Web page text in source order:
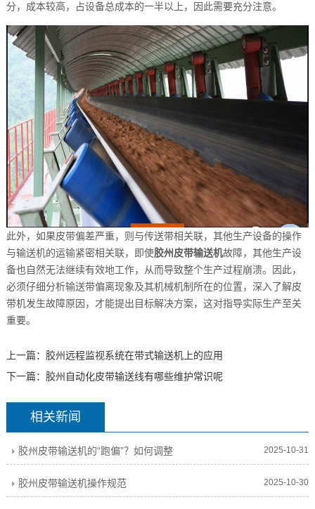
分，成本较高，占设备总成本的一半以上，因此需要充分注意。
此外，如果皮带偏差严重，则与传送带相关联，其他生产设备的操作
与输送机的运输紧密相关联，即使胶州皮带输送机故障，其他生产设
备也自然无法继续有效地工作，从而导致整个生产过程崩溃。因此，
必须仔细分析输送带偏离现象及其机械机制所在的位置，深入了解皮
带机发生故障原因，才能提出目标解决方案，这对指导实际生产至关
重要。
上一篇： 胶州远程监视系统在带式输送机上的应用
下一篇： 胶州自动化皮带输送线有哪些维护常识呢
相关新闻
胶州皮带输送机的“跑偏”？如何调整 2025-10-31
胶州皮带输送机操作规范 2025-10-30